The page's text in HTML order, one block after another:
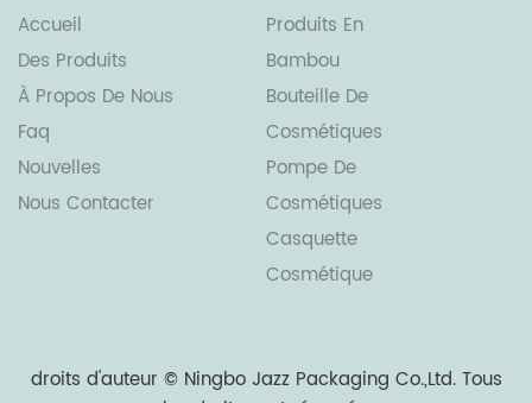
Accueil
Des Produits
À Propos De Nous
Faq
Nouvelles
Nous Contacter
Produits En
Bambou
Bouteille De
Cosmétiques
Pompe De
Cosmétiques
Casquette
Cosmétique
droits d'auteur © Ningbo Jazz Packaging Co.,Ltd.Tous